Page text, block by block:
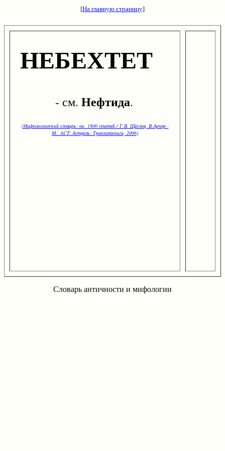
[На главную страницу]
НЕБЕХТЕТ
- см. Нефтида.
(Мифологический словарь: ок. 1800 статей / Г.В. Щеглов, В.Арчер -
М.: ACT: Астрель: Транзиткнига, 2006)
Словарь античности и мифологии